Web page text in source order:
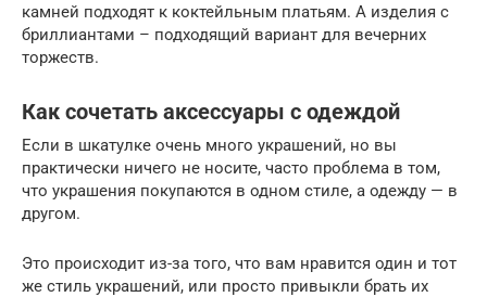
камней подходят к коктейльным платьям. А изделия с
бриллиантами – подходящий вариант для вечерних
торжеств.
Как сочетать аксессуары с одеждой
Если в шкатулке очень много украшений, но вы
практически ничего не носите, часто проблема в том,
что украшения покупаются в одном стиле, а одежду — в
другом.
Это происходит из-за того, что вам нравится один и тот
же стиль украшений, или просто привыкли брать их